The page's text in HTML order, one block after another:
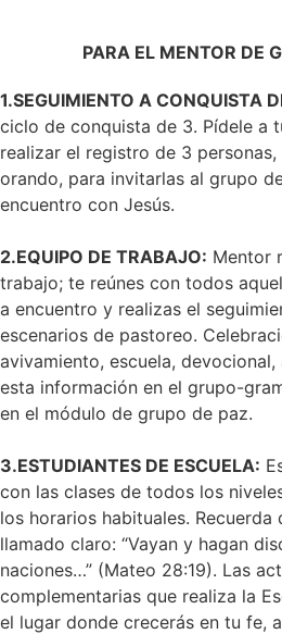
PARA EL MENTOR DE
1.SEGUIMIENTO A CONQUISTA
ciclo de conquista de 3. Pídele a
realizar el registro de 3
orando, para invitarlas al grupo
encuentro con Jesús.
2.EQUIPO DE TRABAJO: Mentor
trabajo; te reúnes con todos
a encuentro y realizas el
escenarios de pastoreo.
avivamiento, escuela,
esta información en el grupo-
en el módulo de grupo de paz.
3.ESTUDIANTES DE ESCUELA:
con las clases de todos los
los horarios habituales. Recuerda
llamado claro: “Vayan y hagan
naciones…” (Mateo 28:19). Las
complementarias que realiza la
el lugar donde crecerás en tu fe,